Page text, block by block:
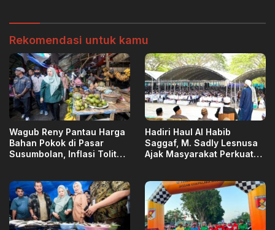
Rekomendasi untuk kamu
Wagub Reny Pantau Harga
Bahan Pokok di Pasar
Susumbolan, Inflasi Tolitoli
Hadiri Haul Al Habib
Saggaf, M. Sadly Lesnusa
Ajak Masyarakat Perkuat